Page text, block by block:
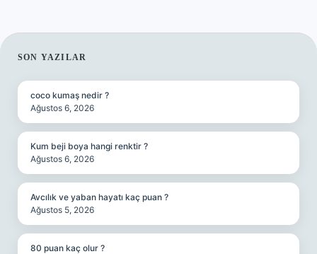
SIDEBAR
SON YAZILAR
coco kumaş nedir ?
Ağustos 6, 2026
Kum beji boya hangi renktir ?
Ağustos 6, 2026
Avcılık ve yaban hayatı kaç puan ?
Ağustos 5, 2026
80 puan kaç olur ?